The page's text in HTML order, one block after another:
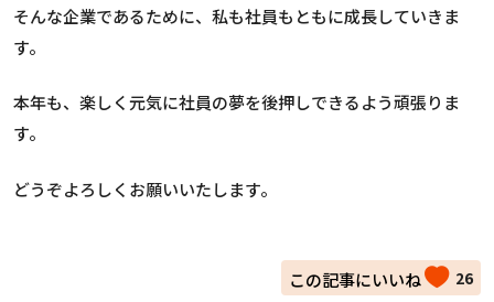
そんな企業であるために、私も社員もともに成長していきま
す。
本年も、楽しく元気に社員の夢を後押しできるよう頑張りま
す。
どうぞよろしくお願いいたします。
26